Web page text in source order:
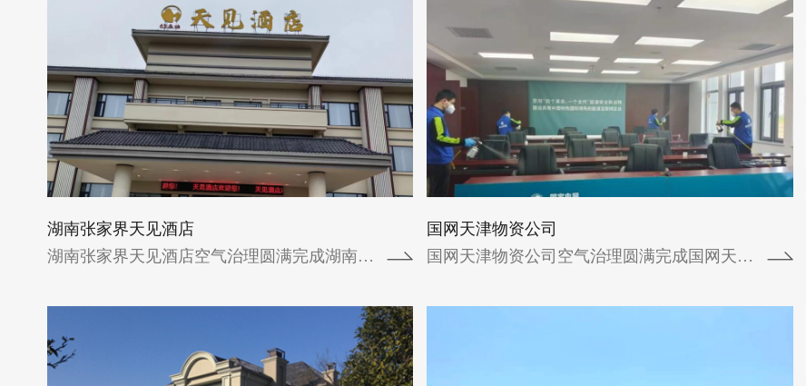
湖南张家界天见酒店
湖南张家界天见酒店空气治理圆满完成湖南张...
国网天津物资公司
国网天津物资公司空气治理圆满完成国网天津...
新昌绿城玫瑰园别墅
新昌绿城玫瑰园别墅
查看详情
四川遂宁市委党校
遂宁市委党校位于遂宁市城河北街95号，占
地面积39.47亩，建筑面积2万多平方米。学
校成立于1985年7月， 1996年...
查看详情